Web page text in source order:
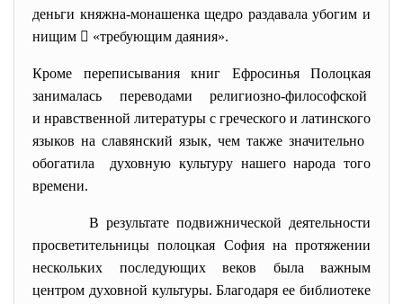
деньги княжна-монашенка щедро раздавала убогим и
нищим  «требующим даяния».
Кроме переписывания книг Ефросинья Полоцкая
занималась переводами религиозно-философской
и нравственной литературы с греческого и латинского
языков на славянский язык, чем также значительно
обогатила духовную культуру нашего народа того
времени.
В результате подвижнической деятельности
просветительницы полоцкая София на протяжении
нескольких последующих веков была важным
центром духовной культуры. Благодаря ее библиотеке